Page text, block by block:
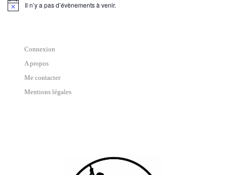
N
Il n’y a pas d’évènements à venir.
Connexion
A propos
Me contacter
Mentions légales